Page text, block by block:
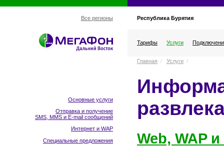
Все регионы Республика Бурятия
Тарифы Услуги
Основные услуги
Отправка и получение
SMS, MMS и E-mail сообщений
Интернет и WAP
Специальные предложения
Главная / Услуги /
Web, WAP